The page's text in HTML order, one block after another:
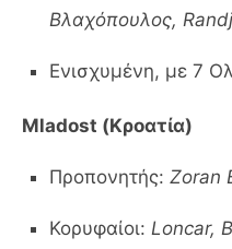
Βλαχόπουλος,
Ενισχυμένη, με 7
Mladost (Κροατία)
Προπονητής: Zoran
Κορυφαίοι: Loncar,